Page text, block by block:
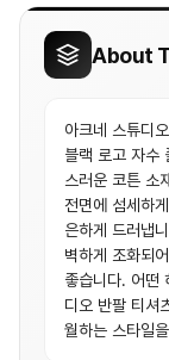
About
아크네 스튜디
블랙 로고 자수
스러운 코튼 소
전면에 섬세하
은하게 드러냅
벽하게 조화되
좋습니다. 어떤
디오 반팔 티셔
월하는 스타일